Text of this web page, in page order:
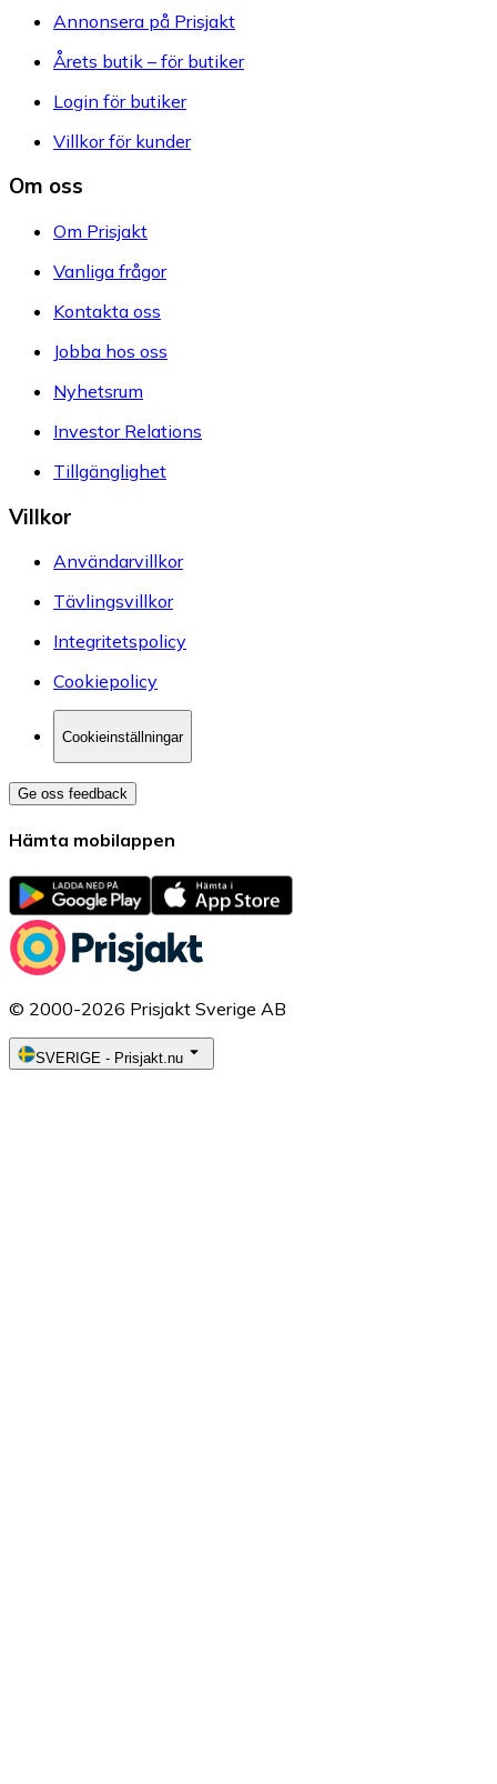
Annonsera på Prisjakt
Årets butik – för butiker
Login för butiker
Villkor för kunder
Om oss
Om Prisjakt
Vanliga frågor
Kontakta oss
Jobba hos oss
Nyhetsrum
Investor Relations
Tillgänglighet
Villkor
Användarvillkor
Tävlingsvillkor
Integritetspolicy
Cookiepolicy
Cookieinställningar
Ge oss feedback
Hämta mobilappen
© 2000-2026 Prisjakt Sverige AB
SVERIGE - Prisjakt.nu